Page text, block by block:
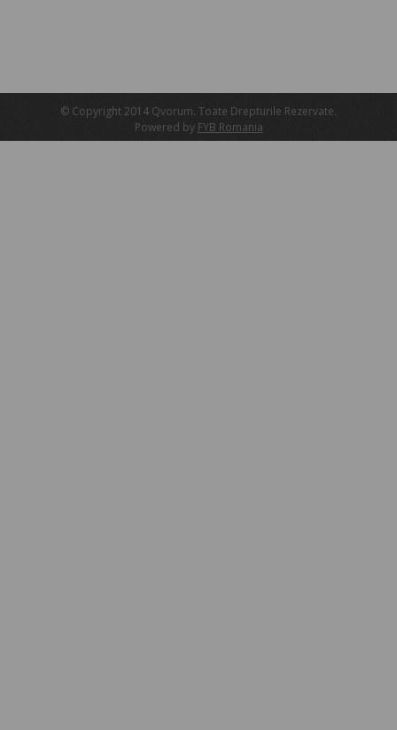
© Copyright 2014 Qvorum. Toate Drepturile Rezervate.
Powered by FYB Romania